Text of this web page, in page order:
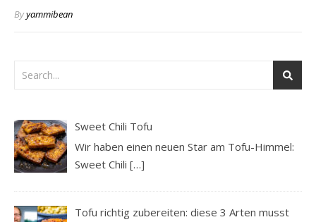
Byyammibean
Sweet Chili Tofu
Wir haben einen neuen Star am Tofu-Himmel:
Sweet Chili[…]
Tofu richtig zubereiten: diese 3 Arten musst